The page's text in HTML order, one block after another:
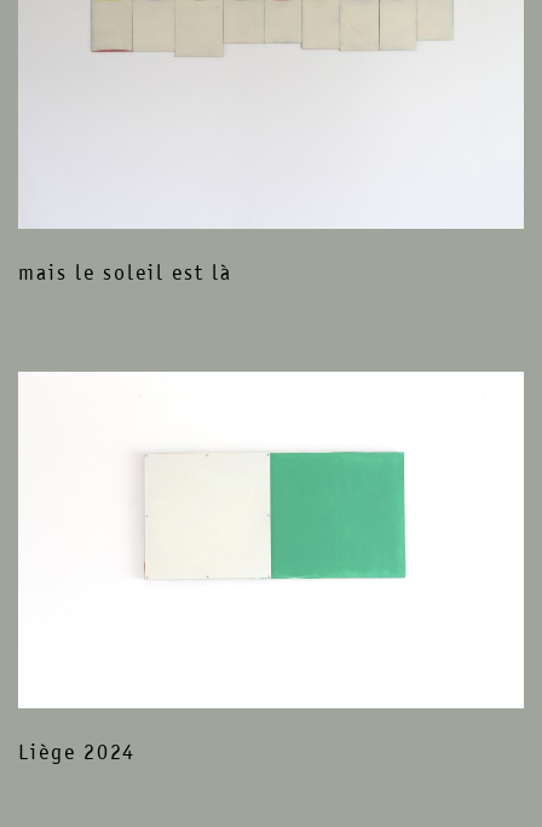
mais le soleil est là
Liège 2024